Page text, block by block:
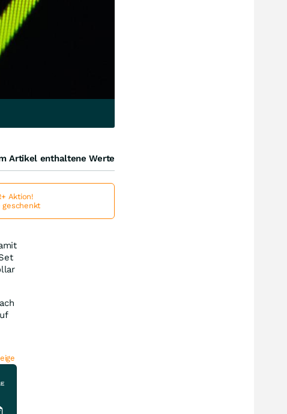
Artikel enthaltene Werte
Aktion!
geschenkt